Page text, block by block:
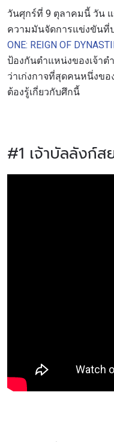
วันศุกร์ที่ 9 ตุลาคมนี้ วัน
ความมันจัดการแข่งขันที่
ONE: REIGN OF
ป้องกันตำแหน่งของเจ้า
ว่าเก่งกาจที่สุดคนหนึ่งข
ต้องรู้เกี่ยวกับศึกนี้
#1 เจ้าบัลลังก์